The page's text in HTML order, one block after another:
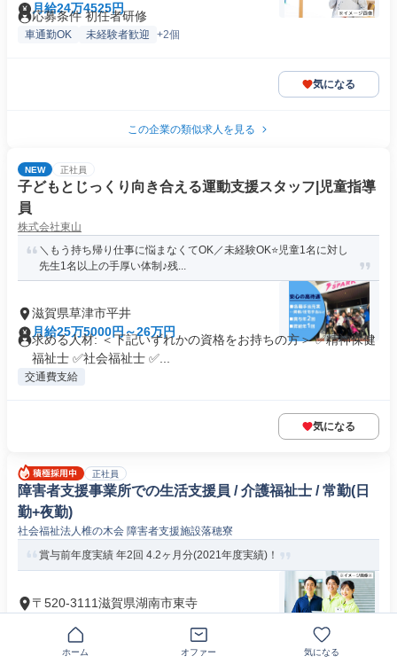
月給24万4525円
応募条件 初任者研修
車通勤OK 未経験者歓迎 +2個
気になる
この企業の類似求人を見る
NEW 正社員
子どもとじっくり向き合える運動支援スタッフ|児童指導
員
株式会社東山
＼もう持ち帰り仕事に悩まなくてOK／未経験OK⭐児童1名に対し
先生1名以上の手厚い体制♪残...
滋賀県草津市平井
月給25万5000円～26万円
求める人材: ＜下記いずれかの資格をお持ちの方＞ ✅精神保健
福祉士 ✅社会福祉士 ✅...
交通費支給
気になる
正社員
障害者支援事業所での生活支援員 / 介護福祉士 / 常勤(日
勤+夜勤)
社会福祉法人椎の木会 障害者支援施設落穂寮
賞与前年度実績 年2回 4.2ヶ月分(2021年度実績)！
〒520-3111滋賀県湖南市東寺
応募条件 介護福祉士
車通勤OKホーム オファー 気になる